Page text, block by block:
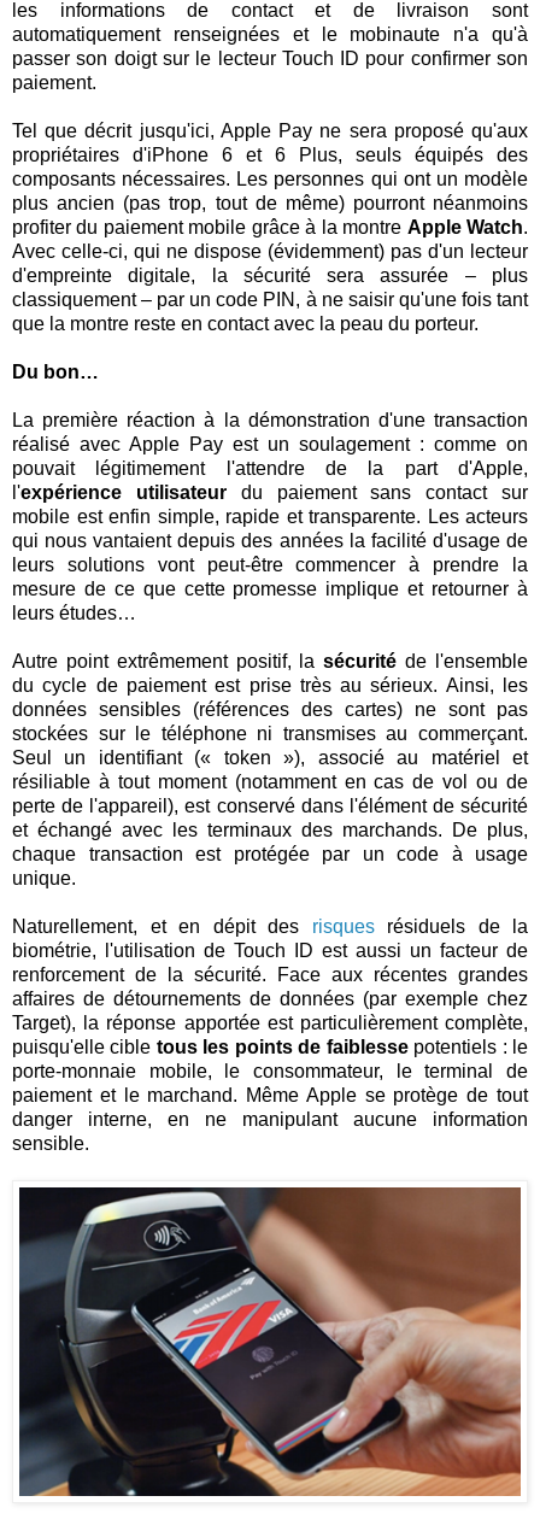
les informations de contact et de livraison sont
automatiquement renseignées et le mobinaute n'a qu'à
passer son doigt sur le lecteur Touch ID pour confirmer son
paiement.
Tel que décrit jusqu'ici, Apple Pay ne sera proposé qu'aux
propriétaires d'iPhone 6 et 6 Plus, seuls équipés des
composants nécessaires. Les personnes qui ont un modèle
plus ancien (pas trop, tout de même) pourront néanmoins
profiter du paiement mobile grâce à la montre Apple Watch.
Avec celle-ci, qui ne dispose (évidemment) pas d'un lecteur
d'empreinte digitale, la sécurité sera assurée – plus
classiquement – par un code PIN, à ne saisir qu'une fois tant
que la montre reste en contact avec la peau du porteur.
Du bon…
La première réaction à la démonstration d'une transaction
réalisé avec Apple Pay est un soulagement : comme on
pouvait légitimement l'attendre de la part d'Apple,
l'expérience utilisateurdu paiement sans contact sur
mobile est enfin simple, rapide et transparente. Les acteurs
qui nous vantaient depuis des années la facilité d'usage de
leurs solutions vont peut-être commencer à prendre la
mesure de ce que cette promesse implique et retourner à
leurs études…
Autre point extrêmement positif, lasécurité de l'ensemble
du cycle de paiement est prise très au sérieux. Ainsi, les
données sensibles (références des cartes) ne sont pas
stockées sur le téléphone ni transmises au commerçant.
Seul un identifiant (« token »), associé au matériel et
résiliable à tout moment (notamment en cas de vol ou de
perte de l'appareil), est conservé dans l'élément de sécurité
et échangé avec les terminaux des marchands. De plus,
chaque transaction est protégée par un code à usage
unique.
Naturellement, et en dépit des risquesrésiduels de la
biométrie, l'utilisation de Touch ID est aussi un facteur de
renforcement de la sécurité. Face aux récentes grandes
affaires de détournements de données (par exemple chez
Target), la réponse apportée est particulièrement complète,
puisqu'elle cible tous les points de faiblessepotentiels : le
porte-monnaie mobile, le consommateur, le terminal de
paiement et le marchand. Même Apple se protège de tout
danger interne, en ne manipulant aucune information
sensible.